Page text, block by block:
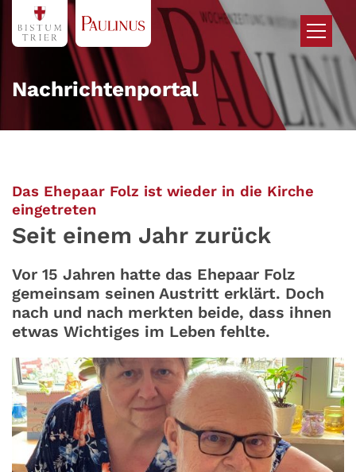
Zum Inhalt springen
Nachrichtenportal
Das Ehepaar Folz ist wieder in die Kirche
eingetreten
Seit einem Jahr zurück
Vor 15 Jahren hatte das Ehepaar Folz
gemeinsam seinen Austritt erklärt. Doch
nach und nach merkten beide, dass ihnen
etwas Wichtiges im Leben fehlte.